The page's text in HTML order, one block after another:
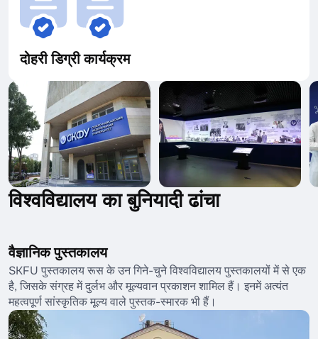
दोहरी डिग्री कार्यक्रम
विश्वविद्यालय का बुनियादी ढांचा
वैज्ञानिक पुस्तकालय
SKFU पुस्तकालय रूस के उन गिने-चुने विश्वविद्यालय पुस्तकालयों में से एक
है, जिसके संग्रह में दुर्लभ और मूल्यवान प्रकाशन शामिल हैं। इनमें अत्यंत
महत्वपूर्ण सांस्कृतिक मूल्य वाले पुस्तक-स्मारक भी हैं।